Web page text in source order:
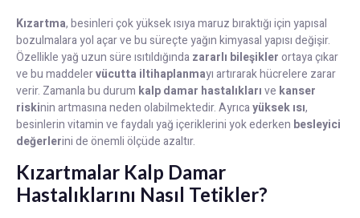
Kızartma, besinleri çok yüksek ısıya maruz bıraktığı için yapısal
bozulmalara yol açar ve bu süreçte yağın kimyasal yapısı değişir.
Özellikle yağ uzun süre ısıtıldığındazararlı bileşiklerortaya çıkar
ve bu maddelervücutta iltihaplanmayı artırarak hücrelere zarar
verir. Zamanla bu durum kalp damar hastalıklarıve kanser
riskinin artmasına neden olabilmektedir. Ayrıcayüksek ısı,
besinlerin vitamin ve faydalı yağ içeriklerini yok ederken besleyici
değerlerini de önemli ölçüde azaltır.
Kızartmalar Kalp Damar
Hastalıklarını Nasıl Tetikler?